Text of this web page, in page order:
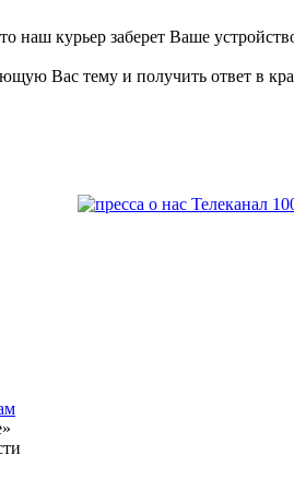
наш курьер заберет Ваше
Вас тему и получить ответ в
Телеканал